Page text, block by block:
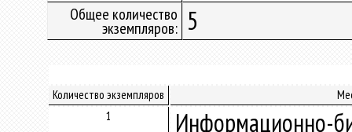
Общее количество
экземпляров: 5
Количество экземпляров
1
Информационно-